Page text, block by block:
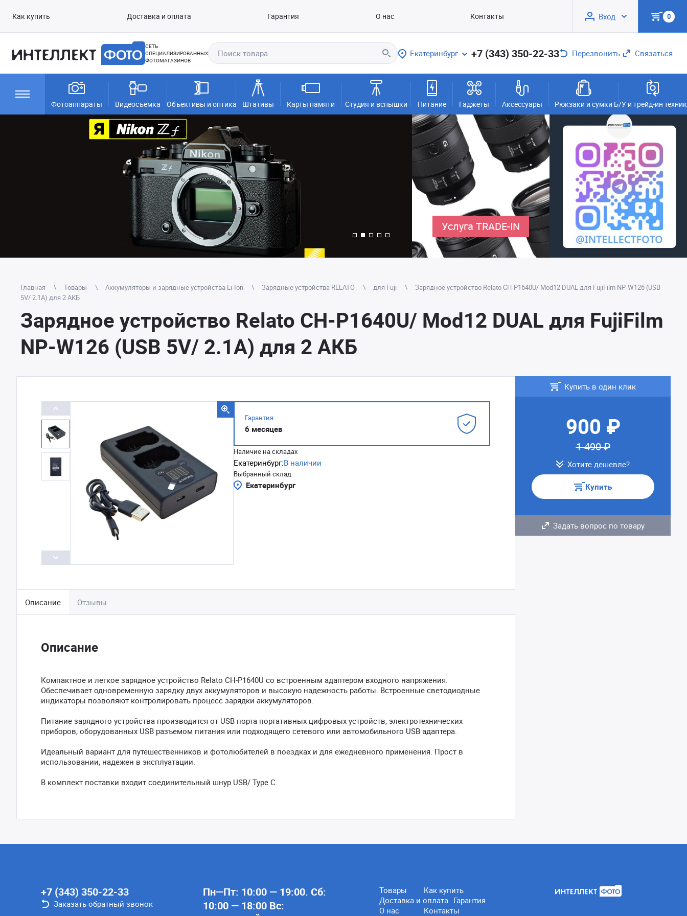
Как купить Доставка и оплата Гарантия О нас Контакты Вход 0
СЕТЬ
СПЕЦИАЛИЗИРОВАННЫХ
ФОТОМАГАЗИНОВ
Екатеринбург +7 (343) 350-22-33 Перезвонить Связаться
Фотоаппараты Видеосъёмка Объективы и оптика Штативы Карты памяти Студия и вспышки Питание Гаджеты Аксессуары Рюкзаки и сумки Б/У и трейд-ин
Услуга TRADE-IN
Главная Товары Аккумуляторы и зарядные устройства Li-Ion Зарядные устройства RELATO для Fuji
Зарядное устройство Relato CH-P1640U/ Mod12 DUAL для FujiFilm NP-W126 (USB
5V/ 2.1A) для 2 АКБ
Зарядное устройство Relato CH-P1640U/ Mod12 DUAL для FujiFilm
NP-W126 (USB 5V/ 2.1A) для 2 АКБ
Гарантия
6 месяцев
Наличие на складах
Екатеринбург:В наличии
Выбранный склад
Екатеринбург
Описание Отзывы
Описание
Компактное и легкое зарядное устройство Relato CH-P1640U со встроенным адаптером входного напряжения.
Обеспечивает одновременную зарядку двух аккумуляторов и высокую надежность работы. Встроенные светодиодные
индикаторы позволяют контролировать процесс зарядки аккумуляторов.
Питание зарядного устройства производится от USB порта портативных цифровых устройств, электротехнических
приборов, оборудованных USB разъемом питания или подходящего сетевого или автомобильного USB адаптера.
Идеальный вариант для путешественников и фотолюбителей в поездках и для ежедневного применения. Прост в
использовании, надежен в эксплуатации.
В комплект поставки входит соединительный шнур USB/ Type C.
Купить в один клик
900 ₽
1 490 ₽
Хотите дешевле?
Купить
Задать вопрос по товару
+7 (343) 350-22-33
Заказать обратный звонок
Пн—Пт: 10:00 — 19:00. Сб:
10:00 — 18:00 Вс:
Товары
Как купить
Доставка и оплата Гарантия
О нас
Контакты